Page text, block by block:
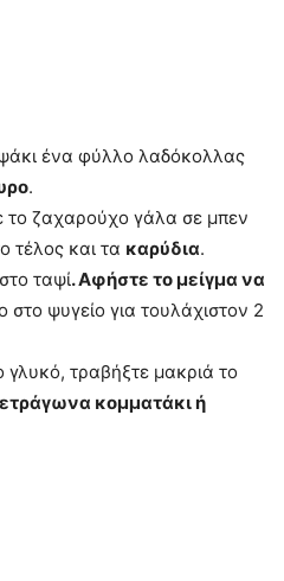
ένα φύλλο λαδόκολλας
.
το ζαχαρούχο γάλα σε μπεν
τέλος και τα καρύδια.
ταψί. Αφήστε το μείγμα να
στο ψυγείο για τουλάχιστον 2
γλυκό, τραβήξτε μακριά το
κομματάκι ή